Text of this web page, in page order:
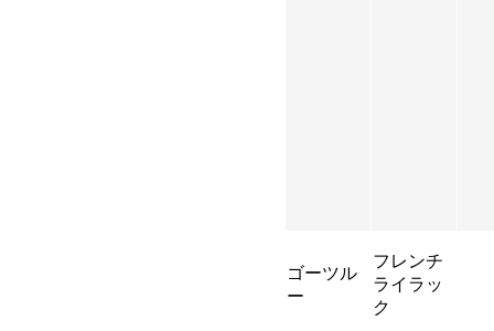
ゴーツル
ー
フレンチ
ライラッ
ク